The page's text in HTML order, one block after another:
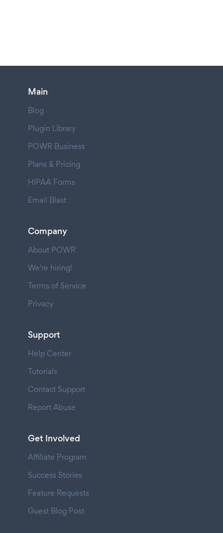
Main
Blog
Plugin Library
POWR Business
Plans & Pricing
HIPAA Forms
Email Blast
Company
About POWR
We're hiring!
Terms of Service
Privacy
Support
Help Center
Tutorials
Contact Support
Report Abuse
Get Involved
Affiliate Program
Success Stories
Feature Requests
Guest Blog Post